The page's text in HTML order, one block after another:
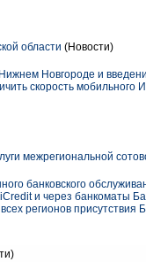
области (Новости)
Новгороде и
скорость мобильного
межрегиональной
банковского
и через банкоматы
регионов присутствия